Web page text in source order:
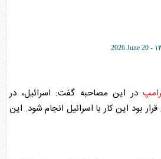
2026 June 20
در این مصاحبه گفت: اسرائیل، در
بود این کار با اسرائیل انجام شود. این